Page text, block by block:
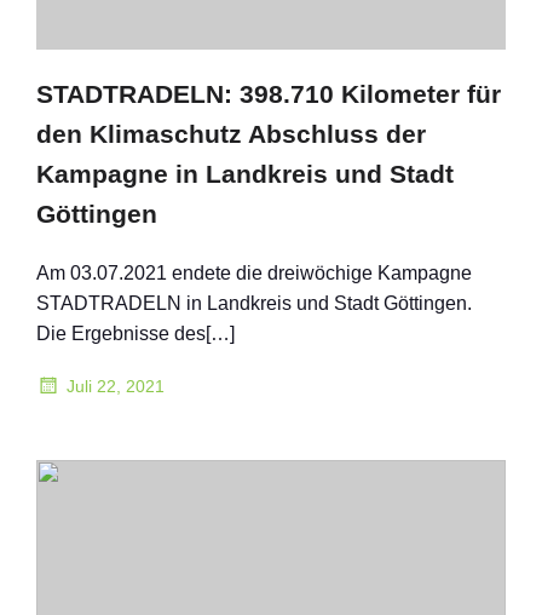
STADTRADELN: 398.710 Kilometer für
den Klimaschutz Abschluss der
Kampagne in Landkreis und Stadt
Göttingen
Am 03.07.2021 endete die dreiwöchige Kampagne
STADTRADELN in Landkreis und Stadt Göttingen.
Die Ergebnisse des[…]
Juli 22, 2021